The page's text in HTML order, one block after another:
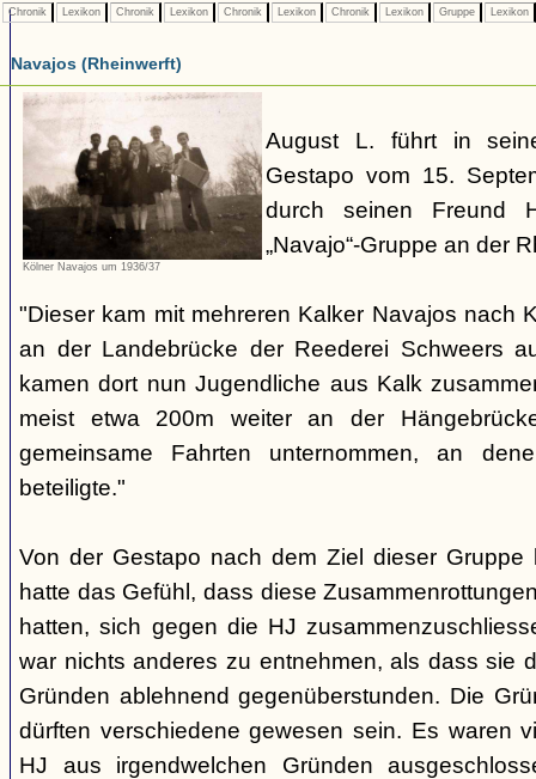
Chronik Lexikon Chronik Lexikon Chronik Lexikon Chronik Lexikon Gruppe Lexikon
Navajos (Rheinwerft)
Kölner Navajos um 1936/37
August L. führt in
Gestapo vom 15.
durch seinen Freund
„Navajo“-Gruppe an der
"Dieser kam mit mehreren Kalker Navajos nach
an der Landebrücke der Reederei Schweers
kamen dort nun Jugendliche aus Kalk
meist etwa 200m weiter an der
gemeinsame Fahrten unternommen, an
beteiligte."
Von der Gestapo nach dem Ziel dieser Gruppe
hatte das Gefühl, dass diese
hatten, sich gegen die HJ
war nichts anderes zu entnehmen, als dass sie
Gründen ablehnend gegenüberstunden. Die
dürften verschiedene gewesen sein. Es waren
HJ aus irgendwelchen Gründen